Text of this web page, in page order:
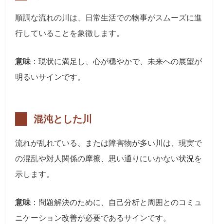
順調な流れの川は、日常生活での物事がスムーズに進
行していることを象徴します。
意味 ：現状に満足し、心が穏やかで、未来への展望が
明るいサインです。
混沌とした川
流れが乱れている、または障害物が多い川は、現実で
の混乱や対人関係の摩擦、思い通りにいかない状況を
示します。
意味 ：問題解決のために、自己分析と周囲とのコミュ
ニケーション改善が必要であるサインです。